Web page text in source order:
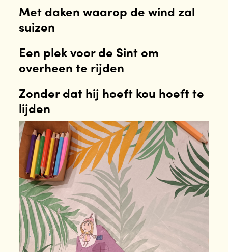
Met daken waarop de wind zal
suizen
Een plek voor de Sint om
overheen te rijden
Zonder dat hij hoeft kou hoeft te
lijden